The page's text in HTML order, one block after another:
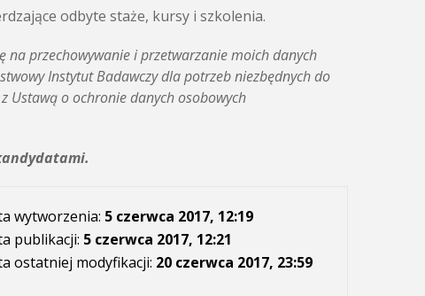
odbyte staże, kursy i szkolenia.
na przechowywanie i przetwarzanie moich danych
Instytut Badawczy dla potrzeb niezbędnych do
Ustawą o ochronie danych osobowych
wytworzenia: 5 czerwca 2017, 12:19
publikacji: 5 czerwca 2017, 12:21
ostatniej modyfikacji: 20 czerwca 2017, 23:59